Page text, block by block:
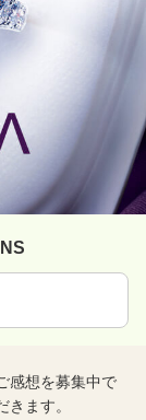
感想を募集中で
ます。